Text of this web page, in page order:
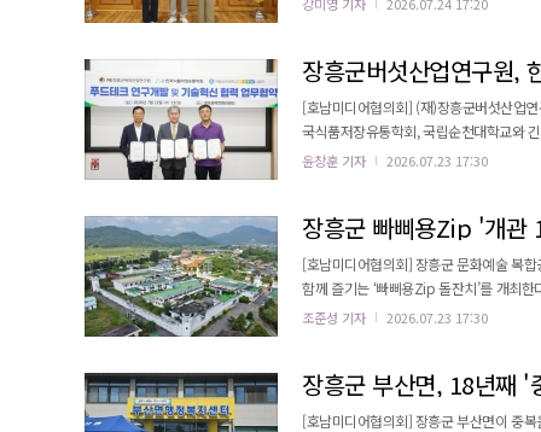
[호남미디어협의회] (재)장흥군버섯산업
국식품저장유통학회, 국립순천대학교와 긴밀한 산학연 협력망
(HICO)에서 한국식품저장유통학회(학회
윤창훈 기자 2026.07.23 17:30
장흥군 빠삐용Zip '개관
[호남미디어협의회] 장흥군 문화예술 복
함께 즐기는 ‘빠삐용Zip 돌잔치’를 개최한다. 옛 교정시설을 문화공간으로 재생한 빠삐용Zip은 지난 1년간
문화예술 행사와 공연을 선보이며 3만 명
조준성 기자 2026.07.23 17:30
장흥군 부산면, 18년째 '
[호남미디어협의회] 장흥군 부산면이 중